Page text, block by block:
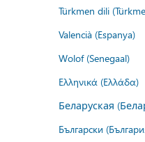
Türkmen dili
Valencià (Espanya)
Wolof (Senegaal)
Ελληνικά (Ελλάδα)
Беларуская
Български